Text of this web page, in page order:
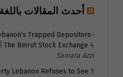
أحدث المقالات
Trapped Depositors-
The Beirut Stock Exchange 4 أغسطس 2026
Samara Azzi
Lebanon Refuses to See 1